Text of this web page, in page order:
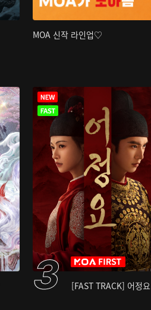
MOA 신작 라인업♡
[FAST TRACK] 어정요